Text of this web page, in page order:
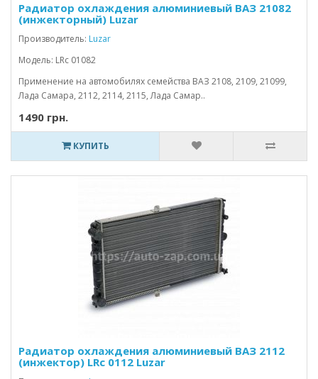
Радиатор охлаждения алюминиевый ВАЗ 21082
(инжекторный) Luzar
Производитель: Luzar
Модель: LRc 01082
Применение на автомобилях семейства ВАЗ 2108, 2109, 21099,
Лада Самара, 2112, 2114, 2115, Лада Самар..
1490 грн.
КУПИТЬ
Радиатор охлаждения алюминиевый ВАЗ 2112
(инжектор) LRc 0112 Luzar